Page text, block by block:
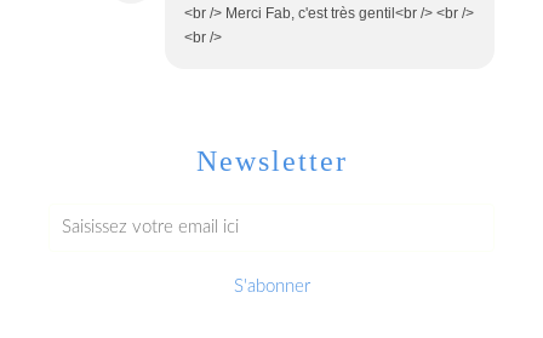
<br /> Merci Fab, c'est très gentil<br /> <br />
<br />
Newsletter